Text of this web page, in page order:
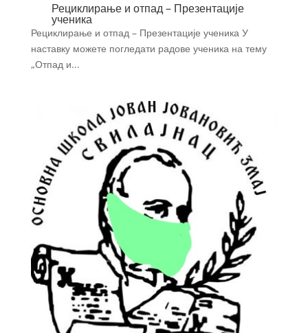
Рециклирање и отпад – Презентације
ученика
Рециклирање и отпад – Презентације ученика У
наставку можете погледати радове ученика на тему
„Отпад и...